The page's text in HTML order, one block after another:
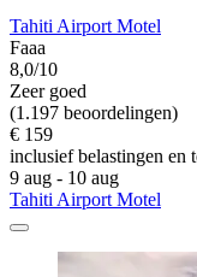
Tahiti Airport Motel
Faaa
8,0/10
Zeer goed
(1.197 beoordelingen)
€ 159
inclusief belastingen en
9 aug - 10 aug
Tahiti Airport Motel